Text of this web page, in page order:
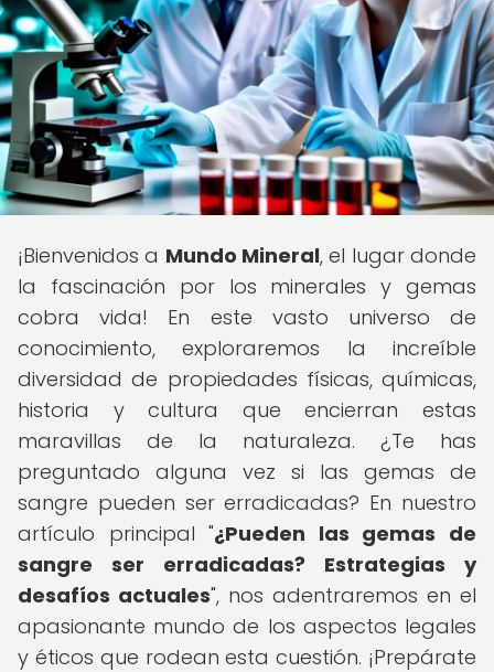
¡Bienvenidos a Mundo Mineral, el lugar donde
la fascinación por los minerales y gemas
cobra vida! En este vasto universo de
conocimiento, exploraremos la increíble
diversidad de propiedades físicas, químicas,
historia y cultura que encierran estas
maravillas de la naturaleza. ¿Te has
preguntado alguna vez si las gemas de
sangre pueden ser erradicadas? En nuestro
artículo principal "¿Pueden las gemas de
sangre ser erradicadas? Estrategias y
desafíos actuales", nos adentraremos en el
apasionante mundo de los aspectos legales
y éticos que rodean esta cuestión. ¡Prepárate